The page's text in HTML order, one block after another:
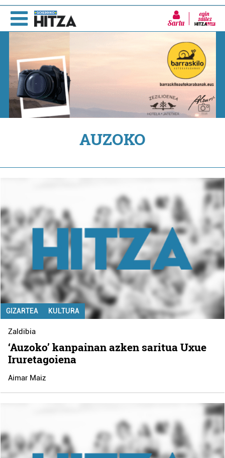
Sartu
AUZOKO
GIZARTEA KULTURA
Zaldibia
‘Auzoko’ kanpainan azken saritua Uxue
Iruretagoiena
Aimar Maiz